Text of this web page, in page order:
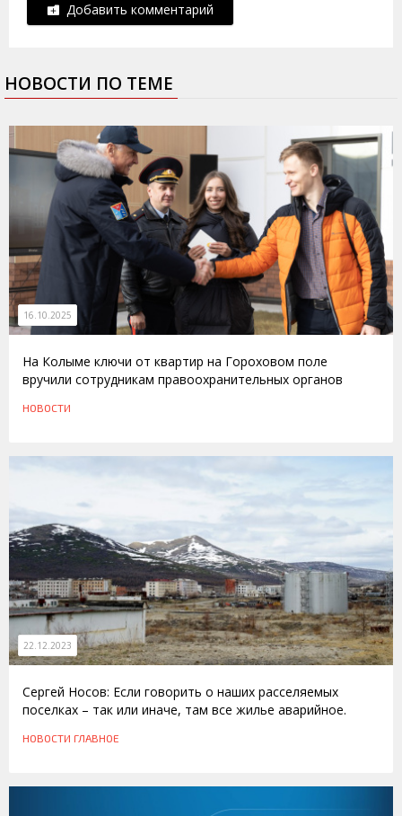
Добавить комментарий
НОВОСТИ ПО ТЕМЕ
16.10.2025
На Колыме ключи от квартир на Гороховом поле
вручили сотрудникам правоохранительных органов
НОВОСТИ
22.12.2023
Сергей Носов: Если говорить о наших расселяемых
поселках – так или иначе, там все жилье аварийное.
НОВОСТИ ГЛАВНОЕ